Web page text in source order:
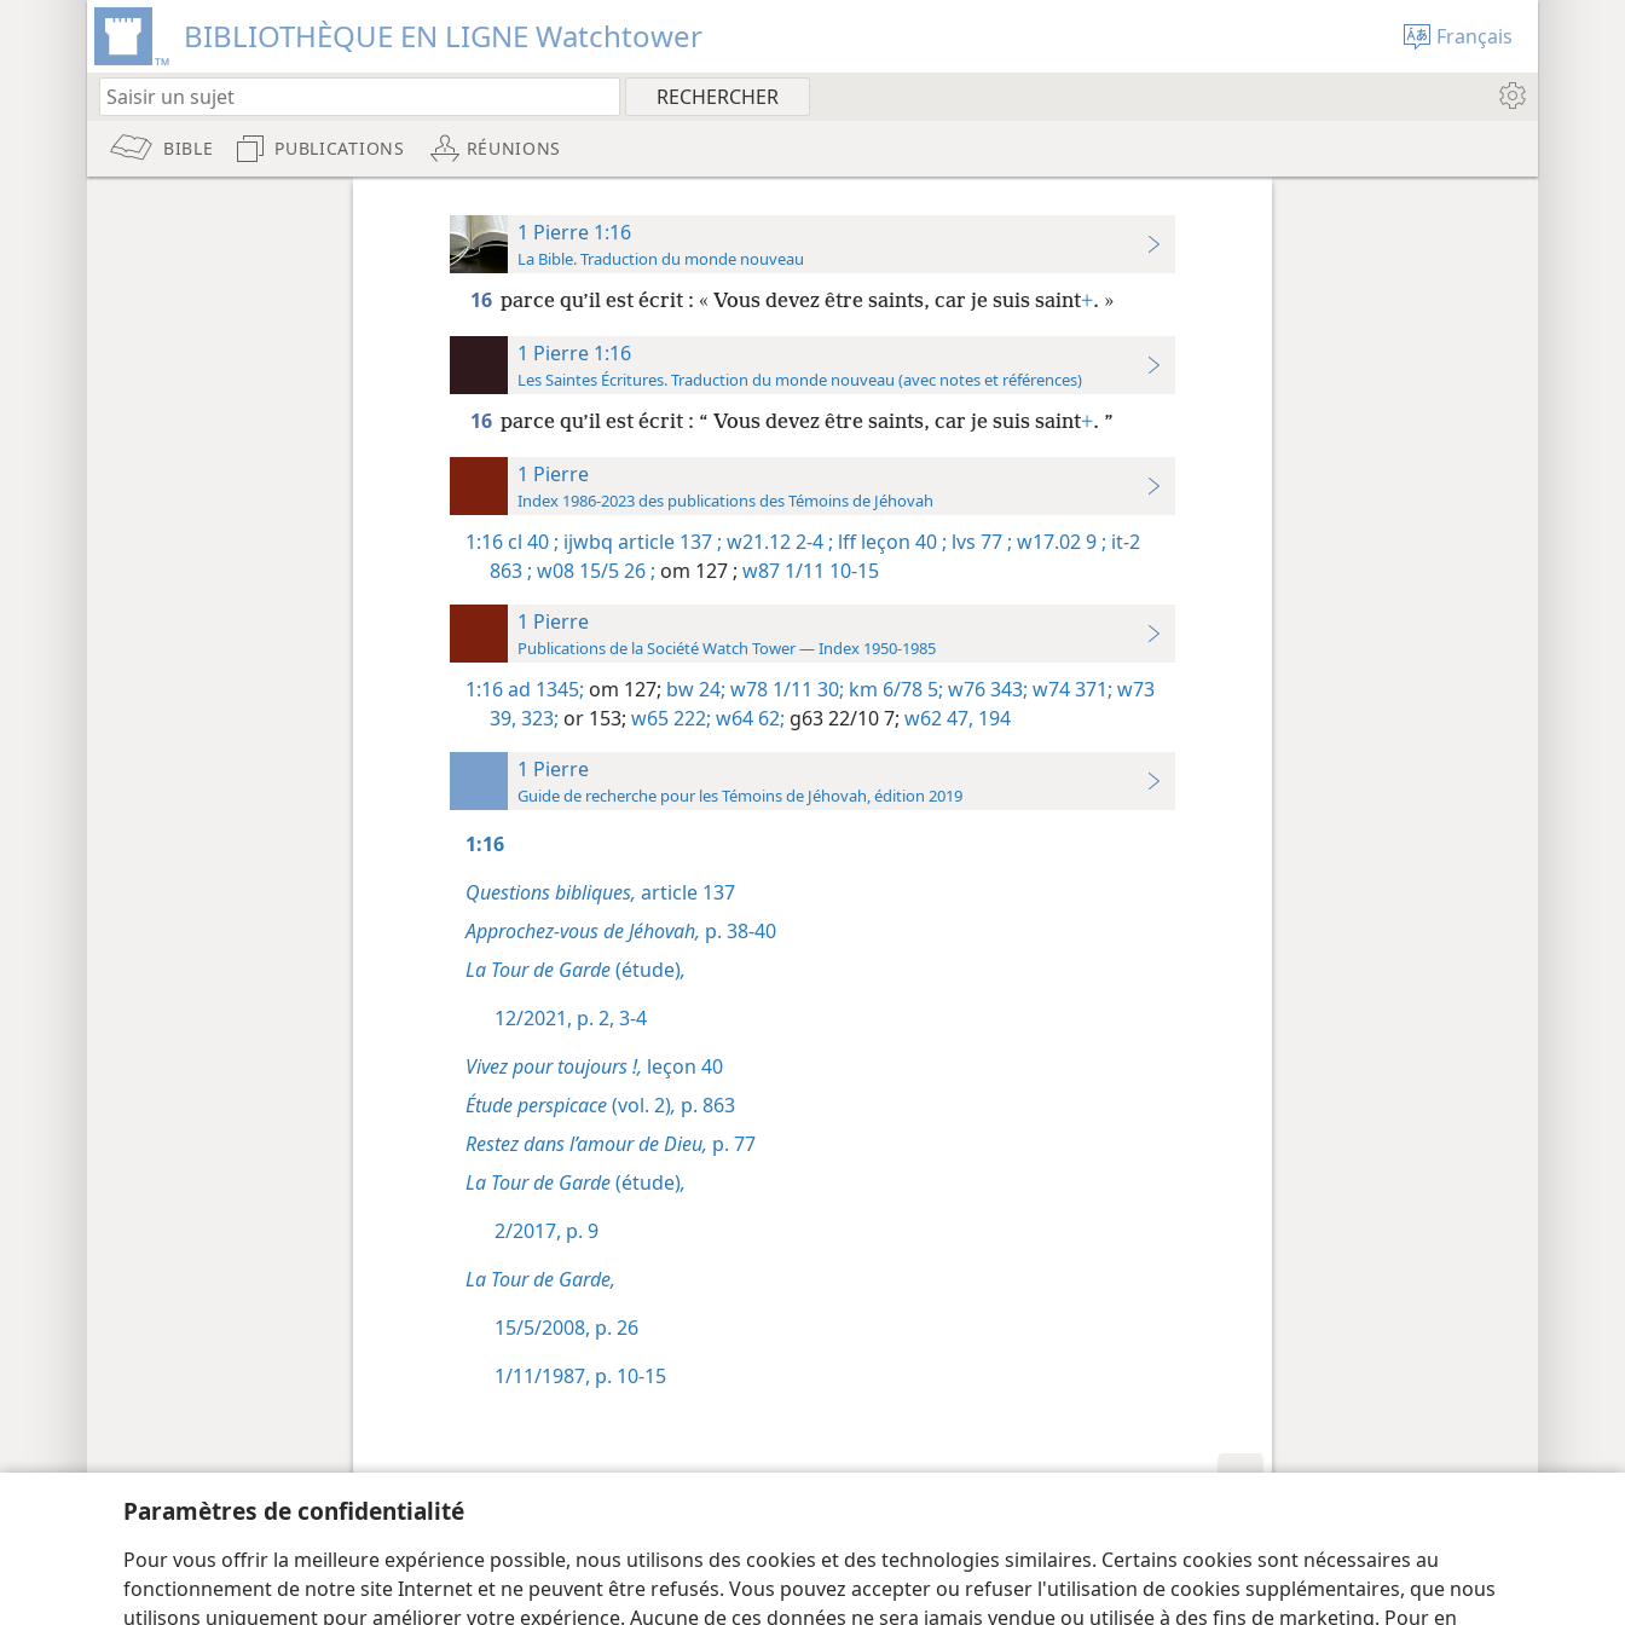
Paramètres de confidentialité
Pour vous offrir la meilleure expérience possible, nous utilisons des cookies et des technologies similaires. Certains cookies sont nécessaires au
fonctionnement de notre site Internet et ne peuvent être refusés. Vous pouvez accepter ou refuser l'utilisation de cookies supplémentaires, que nous
utilisons uniquement pour améliorer votre expérience. Aucune de ces données ne sera jamais vendue ou utilisée à des fins de marketing. Pour en
BIBLIOTHÈQUE EN LIGNE Watchtower Français
BIBLE PUBLICATIONS RÉUNIONS
1 Pierre 1:16
La Bible. Traduction du monde nouveau
16 parce qu’il est écrit : « Vous devez être saints, car je suis saint+. »
1 Pierre 1:16
Les Saintes Écritures. Traduction du monde nouveau (avec notes et références)
16 parce qu’il est écrit : “ Vous devez être saints, car je suis saint+. ”
1 Pierre
Index 1986-2023 des publications des Témoins de Jéhovah
1:16 cl 40 ; ijwbq article 137 ; w21.12 2-4 ; lff leçon 40 ; lvs 77 ; w17.02 9 ; it-2
863 ; w08 15/5 26 ; om 127 ; w87 1/11 10-15
1 Pierre
Publications de la Société Watch Tower — Index 1950-1985
1:16ad 1345; om 127; bw 24; w78 1/11 30; km 6/78 5; w76 343; w74 371; w73
39, 323; or 153; w65 222; w64 62; g63 22/10 7; w62 47, 194
1 Pierre
Guide de recherche pour les Témoins de Jéhovah, édition 2019
1:16
Questions bibliques, article 137
Approchez-vous de Jéhovah, p. 38-40
La Tour de Garde(étude),
12/2021, p. 2, 3-4
Vivez pour toujours !, leçon 40
Étude perspicace(vol. 2), p. 863
Restez dans l’amour de Dieu, p. 77
La Tour de Garde(étude),
2/2017, p. 9
La Tour de Garde,
15/5/2008, p. 26
1/11/1987, p. 10-15
Copyright© 2026 Watch Tower Bible and Tract Society of Pennsylvania